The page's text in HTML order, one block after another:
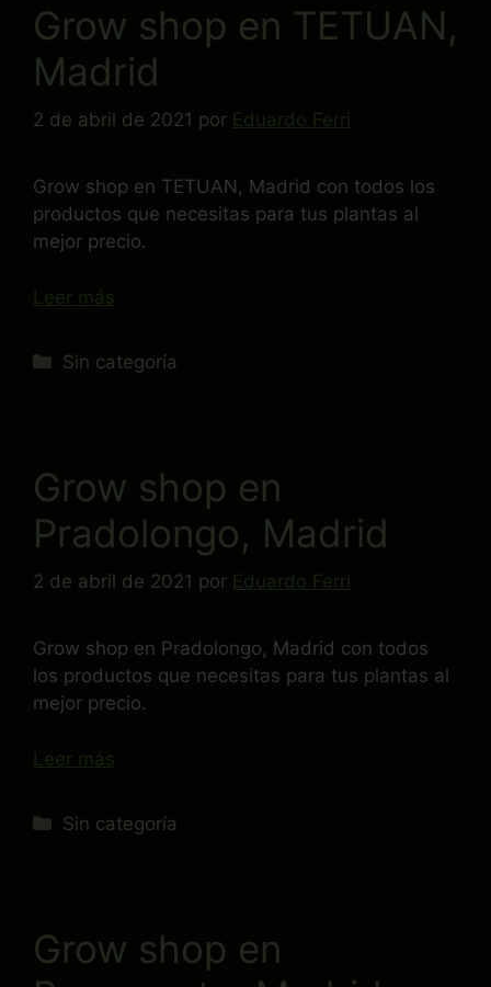
Grow shop en TETUAN,
Madrid
2 de abril de 2021 por Eduardo Ferri
Grow shop en TETUAN, Madrid con todos los
productos que necesitas para tus plantas al
mejor precio.
Leer más
Sin categoría
Grow shop en
Pradolongo, Madrid
2 de abril de 2021 por Eduardo Ferri
Grow shop en Pradolongo, Madrid con todos
los productos que necesitas para tus plantas al
mejor precio.
Leer más
Sin categoría
Grow shop en
¡10% DE DESCUENTO EN TU
PRÓXIMA COMPRA!